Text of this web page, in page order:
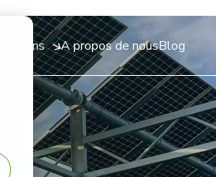
vos vergers des aléas climatiques sans
sur vos rendements. L’agrivoltaïsme
aux besoins de vos arbres, saison après
Nos engagements
Protéger les cultures, préserver la
accompagner la transition agricole :
concrets sur le terrain.
A propos de nousBlog